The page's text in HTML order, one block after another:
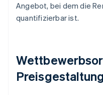
Angebot, bei dem die
quantifizierbar ist.